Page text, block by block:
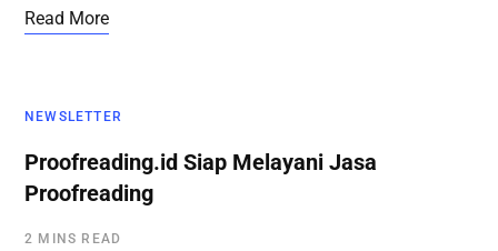
Read More
NEWSLETTER
Proofreading.id Siap Melayani Jasa
Proofreading
2 MINS READ